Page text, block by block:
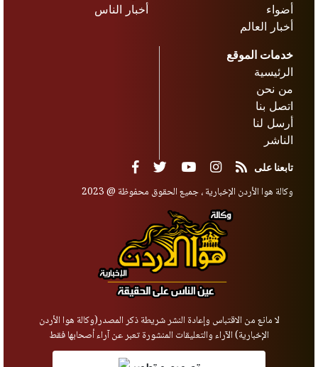
أضواء
أخبار العالم
أخبار الناس
خدمات الموقع
الرئيسية
من نحن
اتصل بنا
أرسل لنا
الناشر
تابعنا على
وكالة هوا الأردن الإخبارية ، جميع الحقوق محفوظة @ 2023
لا مانع من الاقتباس وإعادة النشر شريطة ذكر المصدر(وكالة هوا الأردن
الإخبارية) الآراء والتعليقات المنشورة تعبر عن آراء أصحابها فقط